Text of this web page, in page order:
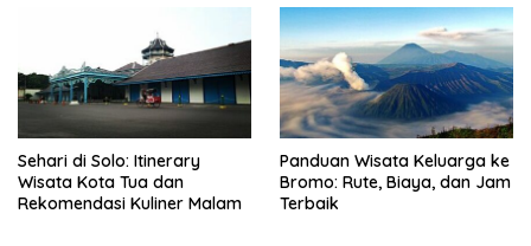
Sehari di Solo: Itinerary
Wisata Kota Tua dan
Rekomendasi Kuliner Malam
Panduan Wisata Keluarga ke
Bromo: Rute, Biaya, dan Jam
Terbaik